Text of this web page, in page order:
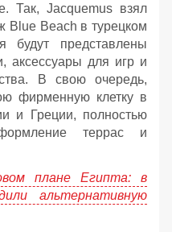
Так, Jacquemus взял
Blue Beach в турецком
будут представлены
аксессуары для игр и
В свою очередь,
фирменную клетку в
и Греции, полностью
террас и
плане Египта: в
альтернативную